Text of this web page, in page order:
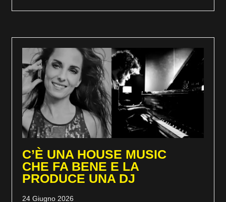
C’È UNA HOUSE MUSIC
CHE FA BENE E LA
PRODUCE UNA DJ
24 Giugno 2026